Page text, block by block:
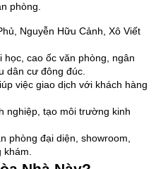
phòng.
Nguyễn Hữu Cảnh, Xô Viết
cao ốc văn phòng, ngân
dân cư đông đúc.
việc giao dịch với khách hàng
nghiệp, tạo môi trường kinh
phòng đại diện, showroom,
khám.